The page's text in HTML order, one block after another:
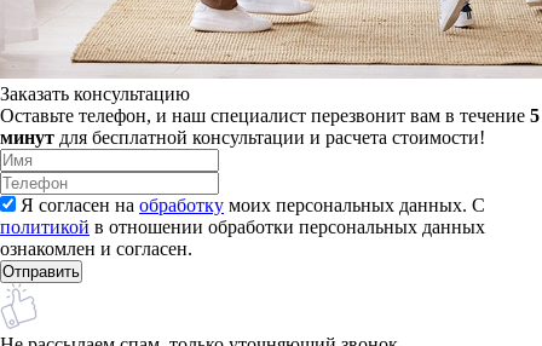
Заказать консультацию
Оставьте телефон, и наш специалист перезвонит вам в течение 5
минут для бесплатной консультации и расчета стоимости!
Я согласен на обработку моих персональных данных. С
политикой в отношении обработки персональных данных
ознакомлен и согласен.